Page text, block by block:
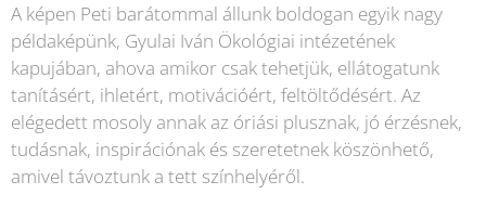
A képen Peti barátommal állunk boldogan egyik nagy
példaképünk, Gyulai Iván Ökológiai intézetének
kapujában, ahova amikor csak tehetjük, ellátogatunk
tanításért, ihletért, motivációért, feltöltődésért. Az
elégedett mosoly annak az óriási plusznak, jó érzésnek,
tudásnak, inspirációnak és szeretetnek köszönhető,
amivel távoztunk a tett színhelyéről.